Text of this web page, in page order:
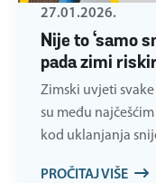
Nije to ‘samo
pada zimi
27.01.2026.
Zimski uvjeti
su među
kod uklanjanja
PROČITAJ VIŠE